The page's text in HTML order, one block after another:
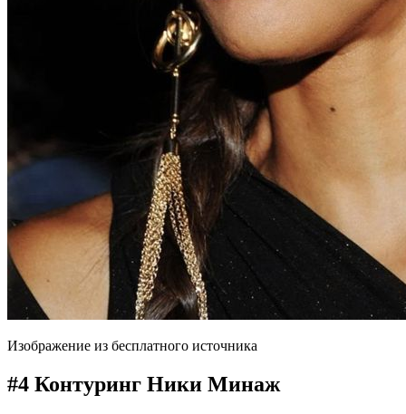
Изображение из бесплатного источника
#4 Контуринг Ники Минаж